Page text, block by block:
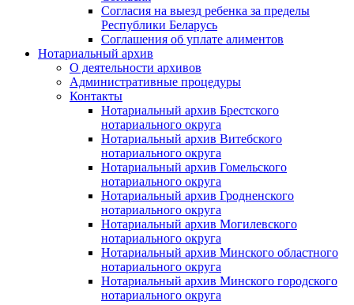
Согласия на выезд ребенка за пределы
Республики Беларусь
Соглашения об уплате алиментов
Нотариальный архив
О деятельности архивов
Административные процедуры
Контакты
Нотариальный архив Брестского
нотариального округа
Нотариальный архив Витебского
нотариального округа
Нотариальный архив Гомельского
нотариального округа
Нотариальный архив Гродненского
нотариального округа
Нотариальный архив Могилевского
нотариального округа
Нотариальный архив Минского областного
нотариального округа
Нотариальный архив Минского городского
нотариального округа